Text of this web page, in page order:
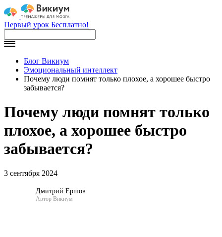
Первый урок Бесплатно!
Блог Викиум
Эмоциональный интеллект
Почему люди помнят только плохое, а хорошее быстро
забывается?
Почему люди помнят только
плохое, а хорошее быстро
забывается?
3 сентября 2024
Дмитрий Ершов
Автор Викиум